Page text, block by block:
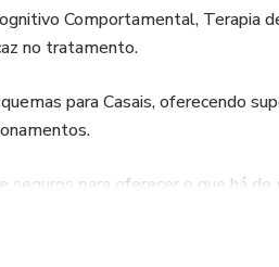
Comportamental, Terapia
no tratamento.
para Casais, oferecendo
para oferecer o que há de
e de recursos terapêuticos